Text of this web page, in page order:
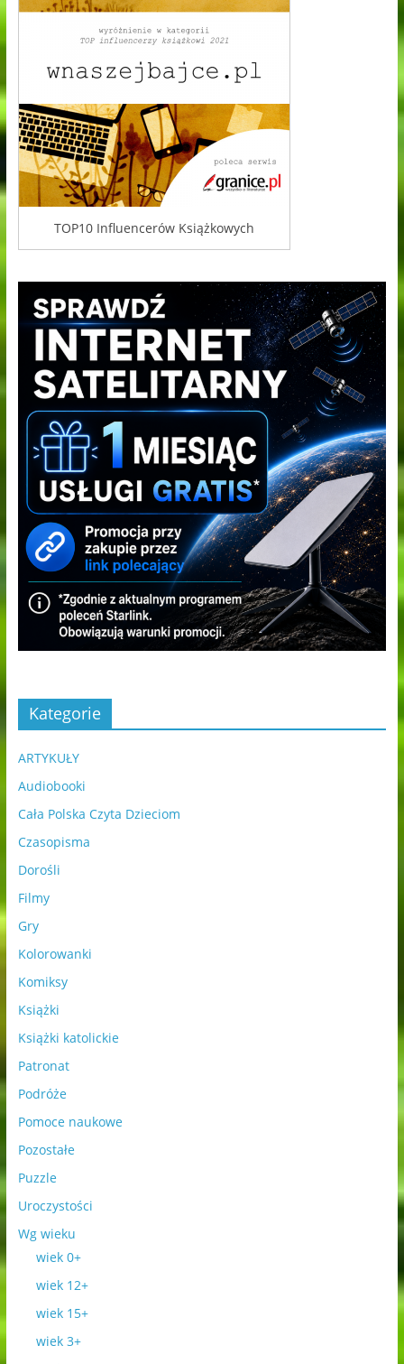
TOP10 Influencerów Książkowych
Kategorie
ARTYKUŁY
Audiobooki
Cała Polska Czyta Dzieciom
Czasopisma
Dorośli
Filmy
Gry
Kolorowanki
Komiksy
Książki
Książki katolickie
Patronat
Podróże
Pomoce naukowe
Pozostałe
Puzzle
Uroczystości
Wg wieku
wiek 0+
wiek 12+
wiek 15+
wiek 3+